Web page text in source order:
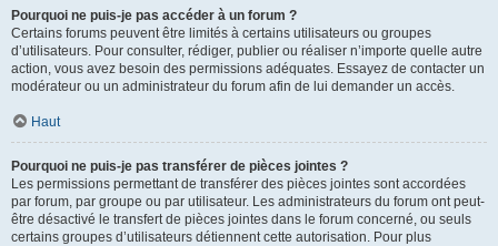
Pourquoi ne puis-je pas accéder à un forum ?
Certains forums peuvent être limités à certains utilisateurs ou groupes
d’utilisateurs. Pour consulter, rédiger, publier ou réaliser n’importe quelle autre
action, vous avez besoin des permissions adéquates. Essayez de contacter un
modérateur ou un administrateur du forum afin de lui demander un accès.
Haut
Pourquoi ne puis-je pas transférer de pièces jointes ?
Les permissions permettant de transférer des pièces jointes sont accordées
par forum, par groupe ou par utilisateur. Les administrateurs du forum ont peut-
être désactivé le transfert de pièces jointes dans le forum concerné, ou seuls
certains groupes d’utilisateurs détiennent cette autorisation. Pour plus